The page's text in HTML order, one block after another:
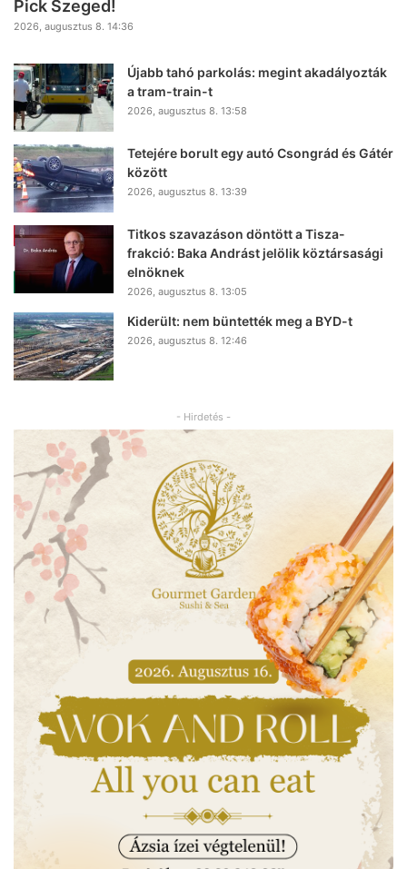
Pick Szeged!
2026, augusztus 8. 14:36
Újabb tahó parkolás: megint akadályozták
a tram-train-t
2026, augusztus 8. 13:58
Tetejére borult egy autó Csongrád és Gátér
között
2026, augusztus 8. 13:39
Titkos szavazáson döntött a Tisza-
frakció: Baka Andrást jelölik köztársasági
elnöknek
2026, augusztus 8. 13:05
Kiderült: nem büntették meg a BYD-t
2026, augusztus 8. 12:46
- Hirdetés -